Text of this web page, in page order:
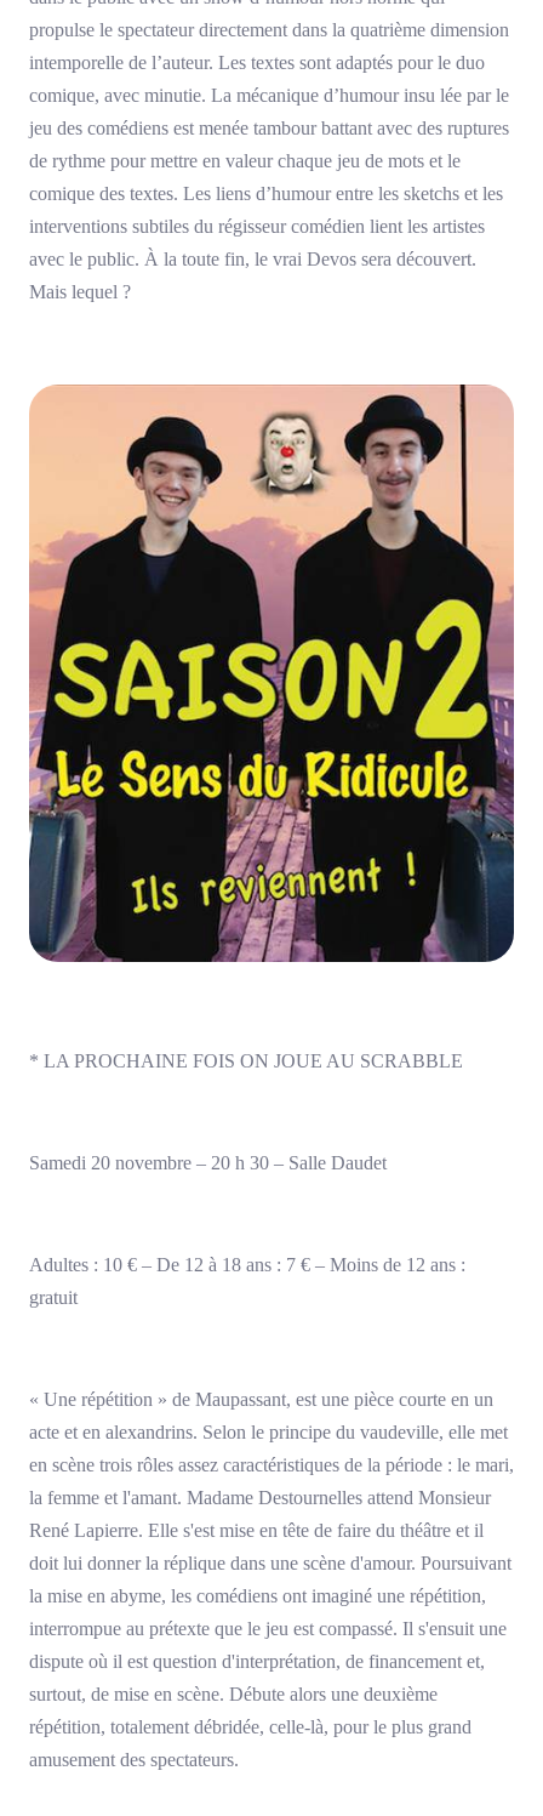
propulse le spectateur directement dans la quatrième dimension
intemporelle de l’auteur. Les textes sont adaptés pour le duo
comique, avec minutie. La mécanique d’humour insu lée par le
jeu des comédiens est menée tambour battant avec des ruptures
de rythme pour mettre en valeur chaque jeu de mots et le
comique des textes. Les liens d’humour entre les sketchs et les
interventions subtiles du régisseur comédien lient les artistes
avec le public. À la toute fin, le vrai Devos sera découvert.
Mais lequel ?
* LA PROCHAINE FOIS ON JOUE AU SCRABBLE
Samedi 20 novembre – 20 h 30 – Salle Daudet
Adultes : 10 € – De 12 à 18 ans : 7 € – Moins de 12 ans :
gratuit
« Une répétition » de Maupassant, est une pièce courte en un
acte et en alexandrins. Selon le principe du vaudeville, elle met
en scène trois rôles assez caractéristiques de la période : le mari,
la femme et l'amant. Madame Destournelles attend Monsieur
René Lapierre. Elle s'est mise en tête de faire du théâtre et il
doit lui donner la réplique dans une scène d'amour. Poursuivant
la mise en abyme, les comédiens ont imaginé une répétition,
interrompue au prétexte que le jeu est compassé. Il s'ensuit une
dispute où il est question d'interprétation, de financement et,
surtout, de mise en scène. Débute alors une deuxième
répétition, totalement débridée, celle-là, pour le plus grand
amusement des spectateurs.